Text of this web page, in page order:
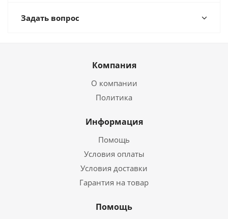
Задать вопрос
Компания
О компании
Политика
Информация
Помощь
Условия оплаты
Условия доставки
Гарантия на товар
Помощь